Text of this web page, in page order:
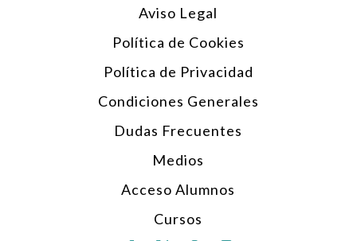
Aviso Legal
Política de Cookies
Política de Privacidad
Condiciones Generales
Dudas Frecuentes
Medios
Acceso Alumnos
Cursos